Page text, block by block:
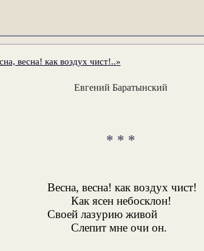
весна! как воздух чист!..»
Евгений Баратынский
* * *
Весна, весна! как воздух чист!
Как ясен небосклон!
Своей лазурию живой
Слепит мне очи он.